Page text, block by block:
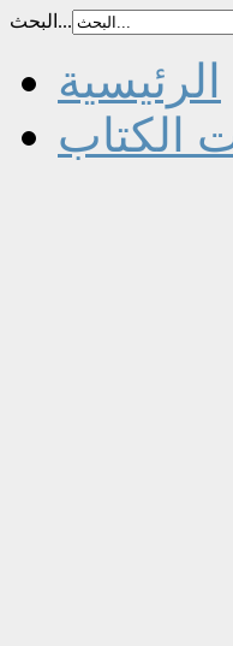
البحث...
الرئيسية
الكتاب